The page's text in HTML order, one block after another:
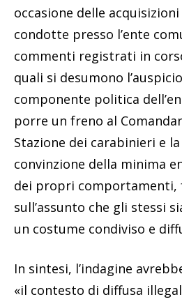
occasione delle
condotte presso l’ente
commenti registrati in
quali si desumono
componente politica
porre un freno al
Stazione dei carabinieri e
convinzione della minima
dei propri comportamenti,
sull’assunto che gli stessi
un costume condiviso e
In sintesi, l’indagine
«il contesto di diffusa